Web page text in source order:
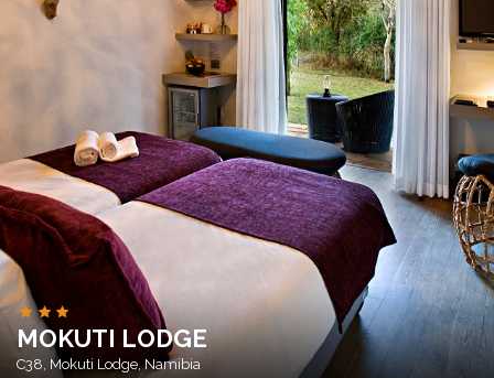
MOKUTI LODGE
C38, Mokuti Lodge, Namibia